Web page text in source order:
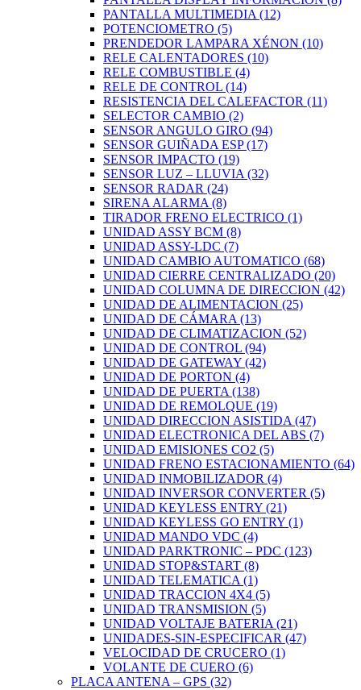
PANTALLA MULTIMEDIA (12)
POTENCIOMETRO (5)
PRENDEDOR LAMPARA XÉNON (10)
RELE CALENTADORES (10)
RELE COMBUSTIBLE (4)
RELE DE CONTROL (14)
RESISTENCIA DEL CALEFACTOR (11)
SELECTOR CAMBIO (2)
SENSOR ANGULO GIRO (94)
SENSOR GUIÑADA ESP(17)
SENSOR IMPACTO (19)
SENSOR LUZ – LLUVIA (32)
SENSOR RADAR (24)
SIRENA ALARMA (8)
TIRADOR FRENO ELECTRICO (1)
UNIDAD ASSY BCM (8)
UNIDAD ASSY-LDC (7)
UNIDAD CAMBIO AUTOMATICO (68)
UNIDAD CIERRE CENTRALIZADO (20)
UNIDAD COLUMNA DE DIRECCION (42)
UNIDAD DE ALIMENTACION (25)
UNIDAD DE CÁMARA (13)
UNIDAD DE CLIMATIZACION (52)
UNIDAD DE CONTROL (94)
UNIDAD DE GATEWAY (42)
UNIDAD DE PORTON (4)
UNIDAD DE PUERTA (138)
UNIDAD DE REMOLQUE (19)
UNIDAD DIRECCION ASISTIDA (47)
UNIDAD ELECTRONICA DEL ABS (7)
UNIDAD EMISIONES CO2 (5)
UNIDAD FRENO ESTACIONAMIENTO (64)
UNIDAD INMOBILIZADOR (4)
UNIDAD INVERSOR CONVERTER (5)
UNIDAD KEYLESS ENTRY (21)
UNIDAD KEYLESS GO ENTRY (1)
UNIDAD MANDO VDC (4)
UNIDAD PARKTRONIC – PDC (123)
UNIDAD STOP&START (8)
UNIDAD TELEMATICA (1)
UNIDAD TRACCION 4X4 (5)
UNIDAD TRANSMISION (5)
UNIDAD VOLTAJE BATERIA (21)
UNIDADES-SIN-ESPECIFICAR (47)
VELOCIDAD DE CRUCERO (1)
VOLANTE DE CUERO (6)
PLACA ANTENA – GPS (32)